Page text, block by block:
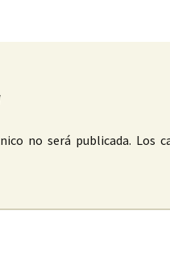
no será publicada. Los